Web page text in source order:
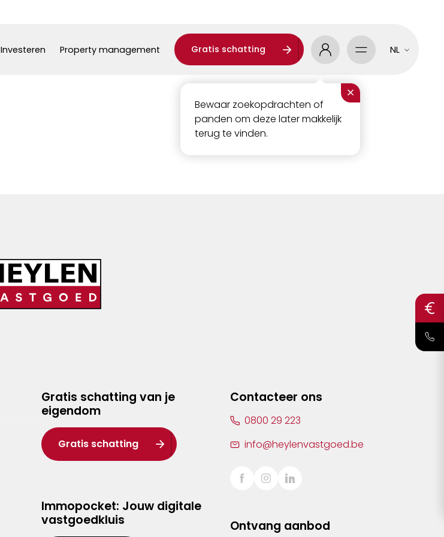
Investeren Property management Gratis schatting
×
Bewaar zoekopdrachten of
panden om deze later makkelijk
terug te vinden.
NL
Gratis schatting van je
eigendom
Gratis schatting
Immopocket: Jouw digitale
vastgoedkluis
Contacteer ons
0800 29 223
info@heylenvastgoed.be
Ontvang aanbod